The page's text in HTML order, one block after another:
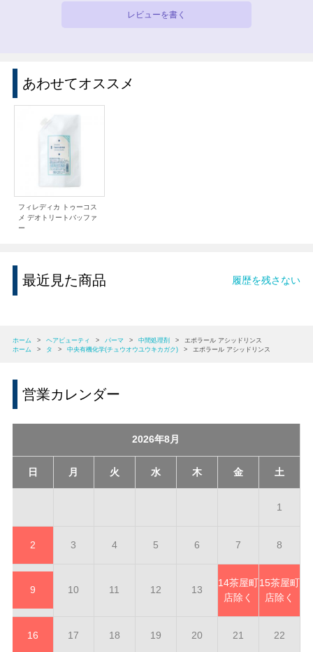
レビューを書く
あわせてオススメ
フィレディカ トゥーコス
メ デオトリートバッファ
ー
最近見た商品 履歴を残さない
ホーム > ヘアビューティ > パーマ > 中間処理剤 >
エポラール アシッドリンス
ホーム
> タ > 中央有機化学(チュウオウユウキカガク) > エポラール アシッドリンス
営業カレンダー
2026年8月
日 月 火 水 木 金 土
1
2 3 4 5 6 7 8
9 10 11 12 13
14茶屋町
店除く
15茶屋町
店除く
16 17 18 19 20 21 22